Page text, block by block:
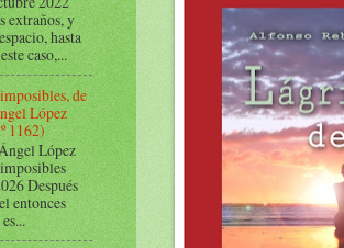
extraños, y
hasta
caso,...
de
López
1162)
López
Después
entonces